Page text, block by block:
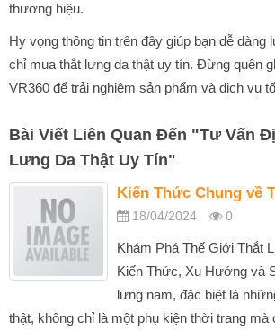
thương hiệu.
Hy vọng thông tin trên đây giúp bạn dễ dàng
chỉ mua thắt lưng da thật uy tín. Đừng quên
VR360 để trải nghiệm sản phẩm và dịch vụ
Bài Viết Liên Quan Đến "Tư Vấn
Lưng Da Thật Uy Tín"
Kiến Thức Chung về
18/04/2024 0
Khám Phá Thế Giới Thắt
Kiến Thức, Xu Hướng và
lưng nam, đặc biệt là
thật, không chỉ là một phụ kiện thời trang mà